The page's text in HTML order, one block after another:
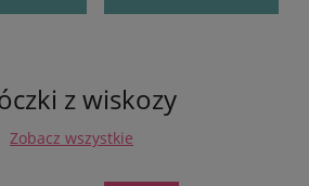
z wiskozy
Zobacz wszystkie